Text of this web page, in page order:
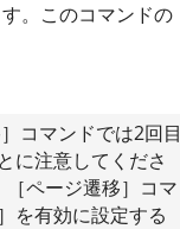
。このコマンドの
コマンドでは2回目
に注意してくださ
ページ遷移］コマ
を有効に設定する